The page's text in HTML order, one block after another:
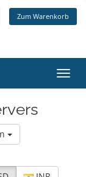
Zum Warenkorb